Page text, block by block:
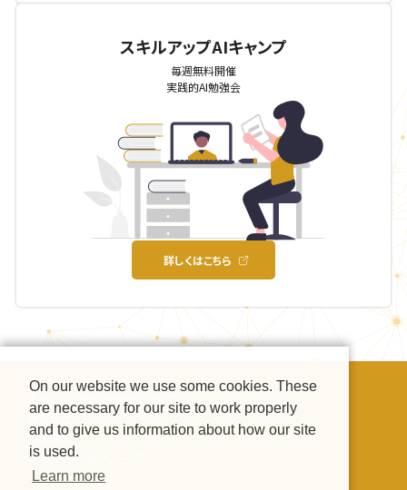
スキルアップAIキャンプ
毎週無料開催
実践的AI勉強会
詳しくはこちら
運営会社
利用規約
プライバシーポリシー
On our website we use some cookies. These
are necessary for our site to work properly
and to give us information about how our site
is used.
Learn more